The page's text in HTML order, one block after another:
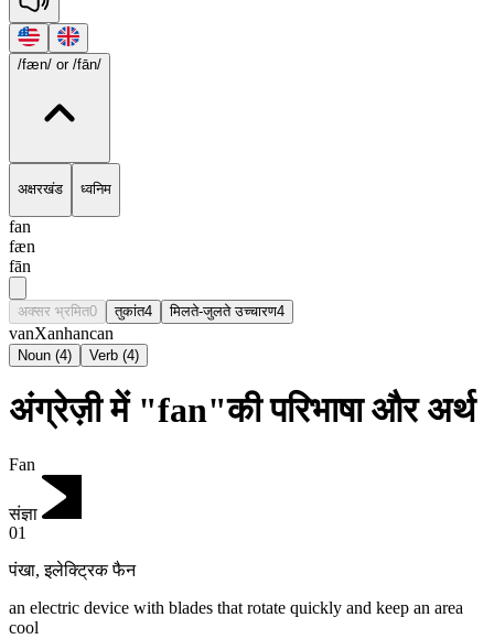
/fæn/ or /fān/
अक्षरखंड ध्वनिम
fan
fæn
fān
अक्सर भ्रमित0 तुकांत4 मिलते-जुलते उच्चारण4
vanXanhancan
Noun (4) Verb (4)
अंग्रेज़ी में "fan"की परिभाषा और अर्थ
Fan
संज्ञा
01
पंखा,इलेक्ट्रिक फैन
an electric device with blades that rotate quickly and keep an area
cool